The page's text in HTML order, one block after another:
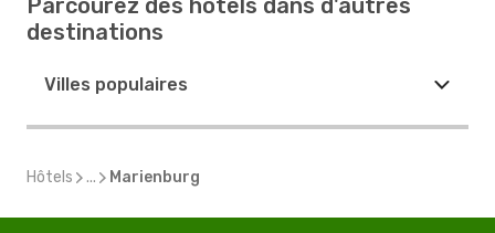
Parcourez des hôtels dans d'autres
destinations
Villes populaires
Hôtels ... Marienburg